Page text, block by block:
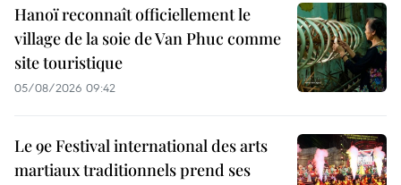
Hanoï reconnaît officiellement le
village de la soie de Van Phuc comme
site touristique
05/08/2026 09:42
Le 9e Festival international des arts
martiaux traditionnels prend ses